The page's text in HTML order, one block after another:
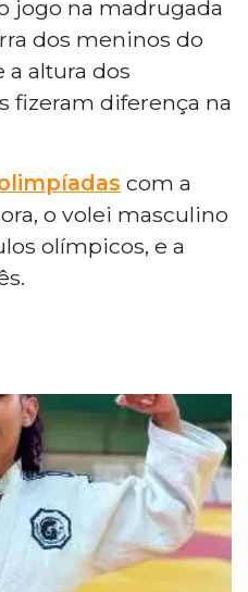
jogo na madrugada
dos meninos do
a altura dos
fizeram diferença na
com a
o volei masculino
olímpicos, e a